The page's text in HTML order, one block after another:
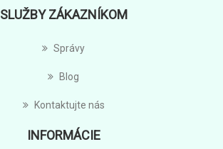
SLUŽBY ZÁKAZNÍKOM
Správy
Blog
Kontaktujte nás
INFORMÁCIE